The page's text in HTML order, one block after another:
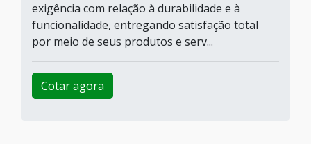
exigência com relação à durabilidade e à
funcionalidade, entregando satisfação total
por meio de seus produtos e serv...
Cotar agora